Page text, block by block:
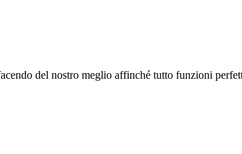
del nostro meglio affinché tutto funzioni